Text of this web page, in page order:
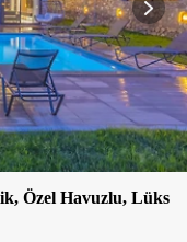
Özel Havuzlu, Lüks